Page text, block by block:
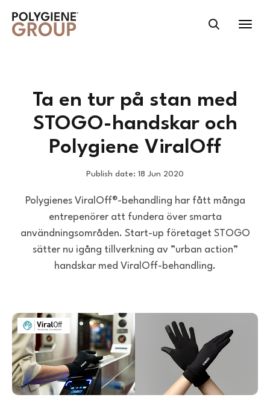
Ta en tur på stan med
STOGO-handskar och
Polygiene ViralOff
Publish date: 18 Jun 2020
Polygienes ViralOff®-behandling har fått många
entrepenörer att fundera över smarta
användningsområden. Start-up företaget STOGO
sätter nu igång tillverkning av ”urban action”
handskar med ViralOff-behandling.